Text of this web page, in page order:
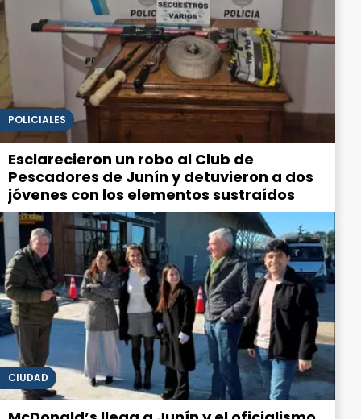
POLICIALES
Esclarecieron un robo al Club de
Pescadores de Junín y detuvieron a dos
jóvenes con los elementos sustraídos
CIUDAD